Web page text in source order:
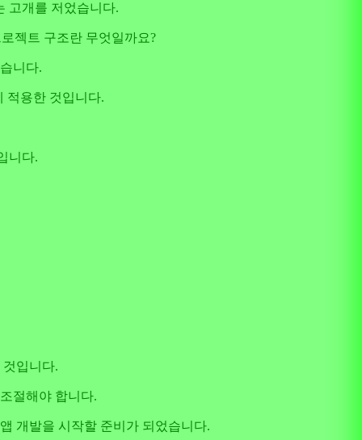
고개를 저었습니다.
젝트 구조란 무엇일까요?
니다.
적용한 것입니다.
니다.
입니다.
절해야 합니다.
개발을 시작할 준비가 되었습니다.